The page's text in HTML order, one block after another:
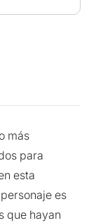
más
para
esta
es
que hayan